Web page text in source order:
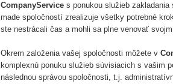
CompanyService s ponukou služieb zakladania
made spoločností zrealizuje všetky potrebné
ste nestrácali čas a mohli sa plne venovať
Okrem založenia vašej spoločnosti môžete v
komplexnú ponuku služieb súvisiacich s vašim
následnou správou spoločnosti, t.j.